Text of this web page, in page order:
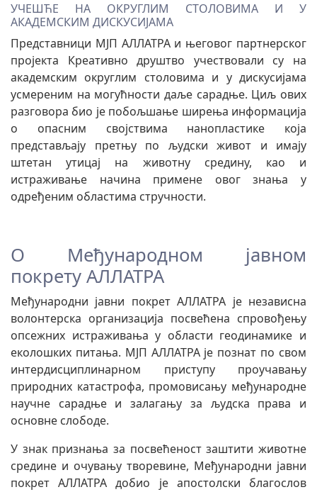
УЧЕШЋЕ НА ОКРУГЛИМ СТОЛОВИМА И У
АКАДЕМСКИМ ДИСКУСИЈАМА
Представници МЈП АЛЛАТРА и његовог партнерског
пројекта Креативно друштво учествовали су на
академским округлим столовима и у дискусијама
усмереним на могућности даље сарадње. Циљ ових
разговора био је побољшање ширења информација
о опасним својствима нанопластике која
представљају претњу по људски живот и имају
штетан утицај на животну средину, као и
истраживање начина примене овог знања у
одређеним областима стручности.
О Међународном јавном
покрету АЛЛАТРА
Међународни јавни покрет АЛЛАТРА је независна
волонтерска организација посвећена спровођењу
опсежних истраживања у области геодинамике и
еколошких питања. МЈП АЛЛАТРА је познат по свом
интердисциплинарном приступу проучавању
природних катастрофа, промовисању међународне
научне сарадње и залагању за људска права и
основне слободе.
У знак признања за посвећеност заштити животне
средине и очувању творевине, Међународни јавни
покрет АЛЛАТРА добио је апостолски благослов